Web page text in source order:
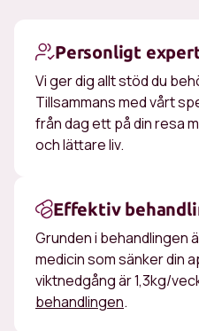
Personligt
Vi ger dig allt stöd du
Tillsammans med vårt
från dag ett på din resa
och lättare liv.
Effektiv
Grunden i behandlingen
medicin som sänker din
viktnedgång är 1,3kg/
behandlingen.